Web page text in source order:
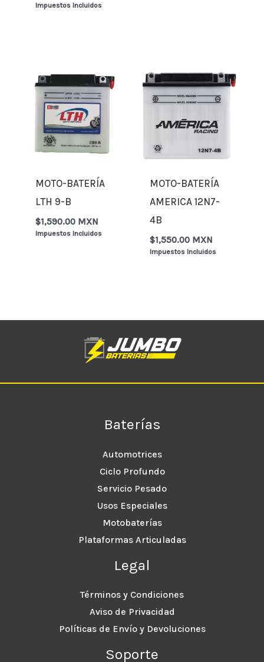
Impuestos Incluidos
MOTO-BATERÍA
LTH 9-B
$1,590.00 MXN
Impuestos Incluidos
MOTO-BATERÍA
AMERICA 12N7-
4B
$1,550.00 MXN
Impuestos Incluidos
Baterías
Automotrices
Ciclo Profundo
Servicio Pesado
Usos Especiales
Motobaterías
Plataformas Articuladas
Legal
Términos y Condiciones
Aviso de Privacidad
Políticas de Envío y Devoluciones
Soporte